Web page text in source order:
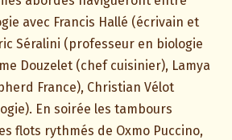
avec Francis Hallé (écrivain et
Séralini (professeur en biologie
Douzelet (chef cuisinier), Lamya
France), Christian Vélot
En soirée les tambours
flots rythmés de Oxmo Puccino,